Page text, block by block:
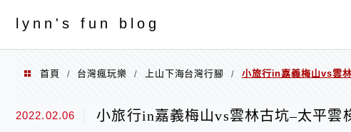
ly nn's fun blog
首頁 / 台灣瘋玩樂 / 上山下海台灣行腳 / 小旅行in嘉義梅山vs雲
2022.02.06 小旅行in嘉義梅山vs雲林古坑–太平雲